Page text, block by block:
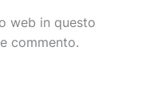
web in questo
commento.